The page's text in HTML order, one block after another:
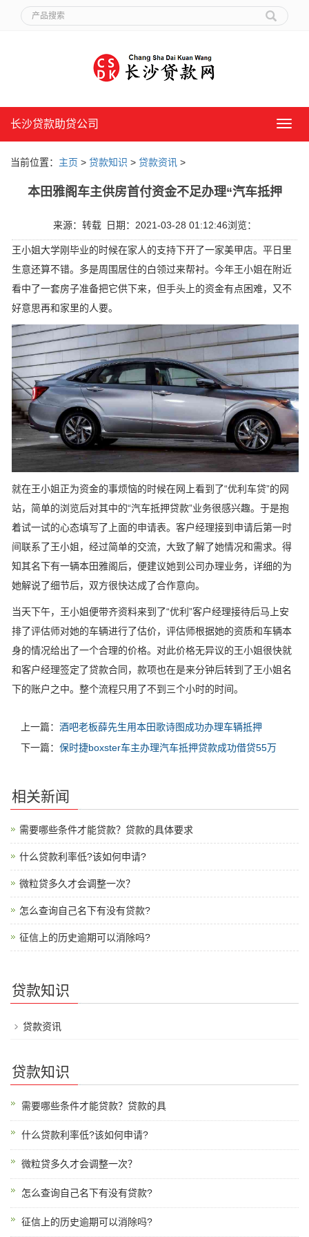
长
长沙贷款助贷公司
当前位置： 主页 > 贷款知识 > 贷款资讯 >
本田雅阁车主供房首付资金不足办理“汽车抵押
来源：转载 日期：2021-03-28 01:12:46浏览：
王小姐大学刚毕业的时候在家人的支持下开了一家美甲店。平日里
生意还算不错。多是周围居住的白领过来帮衬。今年王小姐在附近
看中了一套房子准备把它供下来，但手头上的资金有点困难，又不
好意思再和家里的人要。
就在王小姐正为资金的事烦恼的时候在网上看到了“优利车贷”的网
站，简单的浏览后对其中的“汽车抵押贷款”业务很感兴趣。于是抱
着试一试的心态填写了上面的申请表。客户经理接到申请后第一时
间联系了王小姐，经过简单的交流，大致了解了她情况和需求。得
知其名下有一辆本田雅阁后，便建议她到公司办理业务，详细的为
她解说了细节后，双方很快达成了合作意向。
当天下午，王小姐便带齐资料来到了“优利”客户经理接待后马上安
排了评估师对她的车辆进行了估价，评估师根据她的资质和车辆本
身的情况给出了一个合理的价格。对此价格无异议的王小姐很快就
和客户经理签定了贷款合同，款项也在是来分钟后转到了王小姐名
下的账户之中。整个流程只用了不到三个小时的时间。
上一篇： 酒吧老板薛先生用本田歌诗图成功办理车辆抵押
下一篇： 保时捷boxster车主办理汽车抵押贷款成功借贷55万
相关新闻
需要哪些条件才能贷款？贷款的具体要求
什么贷款利率低?该如何申请?
微粒贷多久才会调整一次？
怎么查询自己名下有没有贷款?
征信上的历史逾期可以消除吗?
贷款知识
贷款资讯
贷款知识
需要哪些条件才能贷款？贷款的具
什么贷款利率低?该如何申请?
微粒贷多久才会调整一次？
怎么查询自己名下有没有贷款?
征信上的历史逾期可以消除吗?